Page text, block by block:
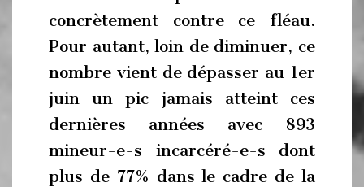
concrètement contre ce fléau.
Pour autant, loin de diminuer, ce
nombre vient de dépasser au 1er
juin un pic jamais atteint ces
dernières années avec 893
mineur-e-s incarcéré-e-s dont
plus de 77% dans le cadre de la